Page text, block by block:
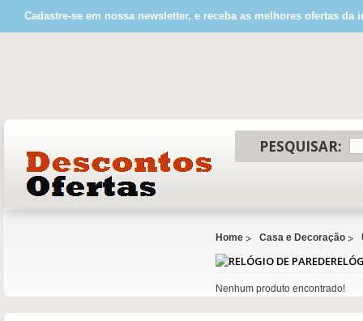
Cadastre-se em nossa newsletter, e receba as melhores ofertas da
PESQUISAR:
Home Casa e Decoração
Nenhum produto encontrado!